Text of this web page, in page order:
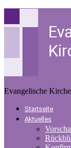
Evangelische
Startseite
Aktuelles